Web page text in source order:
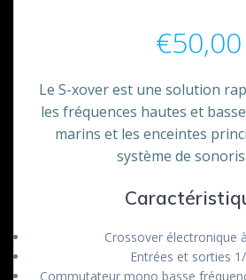
€50,00
Le S-xover est une solution
les fréquences hautes et
marins et les enceintes
système de
Crossover électronique
Entrées et sorties
Commutateur mono basse